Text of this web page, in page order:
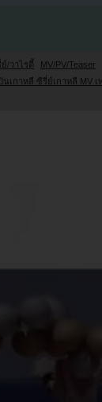
/วาไรตี้
MV/PV/Teaser
เกาหลี ซีรี่ย์เกาหลี MV